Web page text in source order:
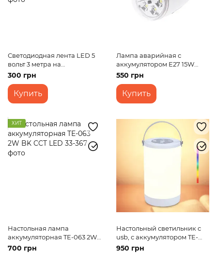
Светодиодная лента LED 5
вольт 3 метра на
батарейках с датчиком
движения, SMD 2835
нейтральный свет
300 грн
Купить
Лампа аварийная с
аккумулятором E27 15W
(LED-814) 220V
550 грн
Купить
ХИТ
Настольная лампа
аккумуляторная TE-063 2W
BK CCT LED
700 грн
Настольный светильник c
usb, с аккумулятором TE-
060 RGB+3000K+IC USB
950 грн